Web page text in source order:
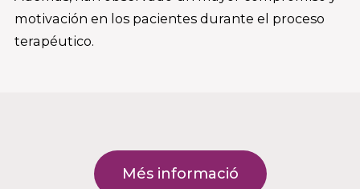
motivación en los pacientes durante el proceso
terapéutico.
Més informació